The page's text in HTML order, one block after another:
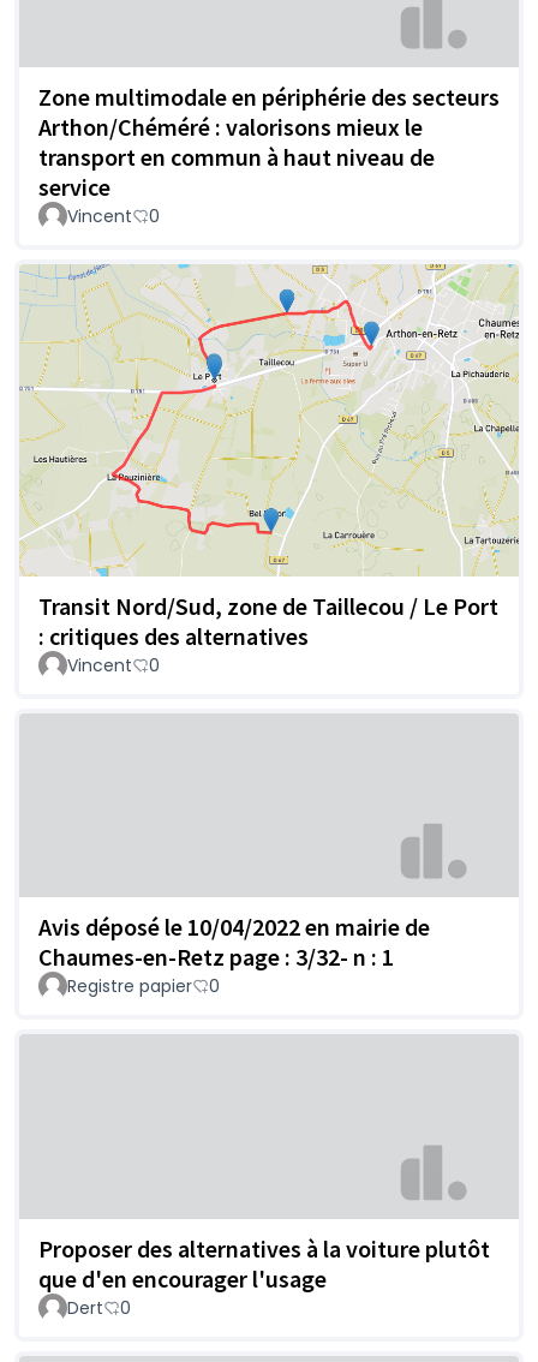
Zone multimodale en périphérie des secteurs
Arthon/Chéméré : valorisons mieux le
transport en commun à haut niveau de
service
Vincent 0
Transit Nord/Sud, zone de Taillecou / Le Port
: critiques des alternatives
Vincent 0
Avis déposé le 10/04/2022 en mairie de
Chaumes-en-Retz page : 3/32- n : 1
Registre papier 0
Proposer des alternatives à la voiture plutôt
que d'en encourager l'usage
Dert 0